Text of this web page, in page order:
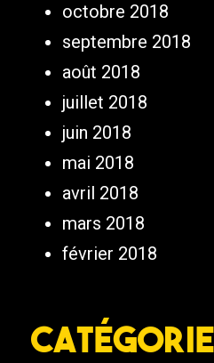
octobre 2018
septembre 2018
août 2018
juillet 2018
juin 2018
mai 2018
avril 2018
mars 2018
février 2018